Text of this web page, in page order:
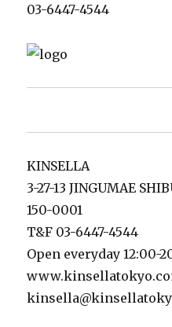
03-6447-4544
KINSELLA
3-27-13 JINGUMAE
150-0001
T&F 03-6447-4544
Open everyday 12:00-